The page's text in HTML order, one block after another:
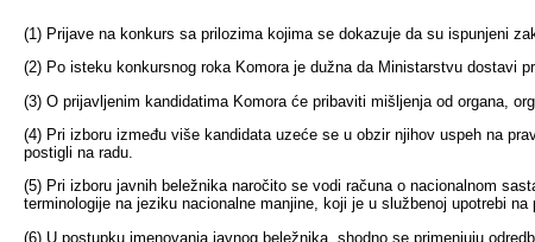
(1) Prijave na konkurs sa prilozima kojima se dokazuje da su ispunjeni
(2) Po isteku konkursnog roka Komora je dužna da Ministarstvu dostavi
(3) O prijavljenim kandidatima Komora će pribaviti mišljenja od organa,
(4) Pri izboru između više kandidata uzeće se u obzir njihov uspeh na
postigli na radu.
(5) Pri izboru javnih beležnika naročito se vodi računa o nacionalnom
terminologije na jeziku nacionalne manjine, koji je u službenoj upotrebi
(6) U postupku imenovanja javnog beležnika, shodno se primenjuju